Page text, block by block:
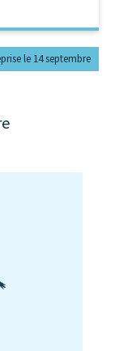
le 14 septembre